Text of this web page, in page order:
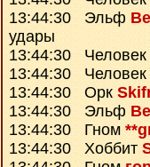
13:44:30 Эльф
удары
13:44:30 Человек
13:44:30 Человек
13:44:30 Орк
13:44:30 Эльф
13:44:30 Гном
13:44:30 Хоббит